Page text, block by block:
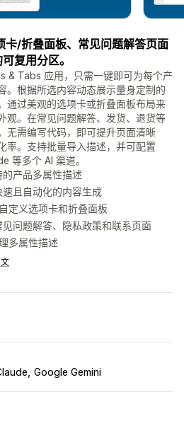
卡/折叠面板、常见问题解答页面
复用分区。
& Tabs 应用，只需一键即可为每个产
。根据所选内容动态展示量身定制的
通过美观的选项卡或折叠面板布局来
观。在常见问题解答、发货、退货等
无需编写代码，即可提升页面清晰
率。支持批量导入描述，并可配置
等多个 AI 渠道。
产品多属性描述
且自动化的内容生成
定义选项卡和折叠面板
问题解答、隐私政策和联系页面
多属性描述
Google Gemini